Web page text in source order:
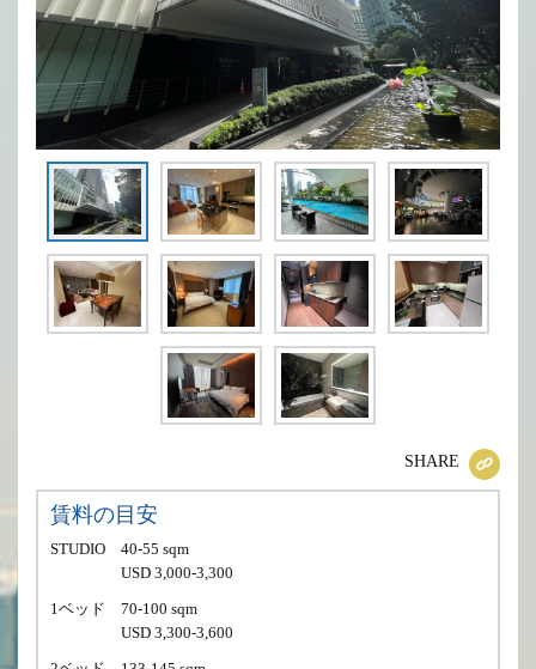
SHARE
賃料の目安
STUDIO
40-55 sqm
USD 3,000-3,300
1ベッド
70-100 sqm
USD 3,300-3,600